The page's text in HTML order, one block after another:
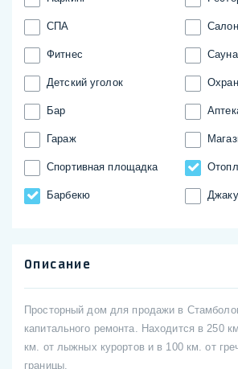
СПА
Фитнес Сауна
Детский уголок
Бар
Гараж
Спортивная площадка
Барбекю
Описание
Просторный дом для продажи в
капитального ремонта. Находится в 250
км. от лыжных курортов и в 100 км. от
границы.